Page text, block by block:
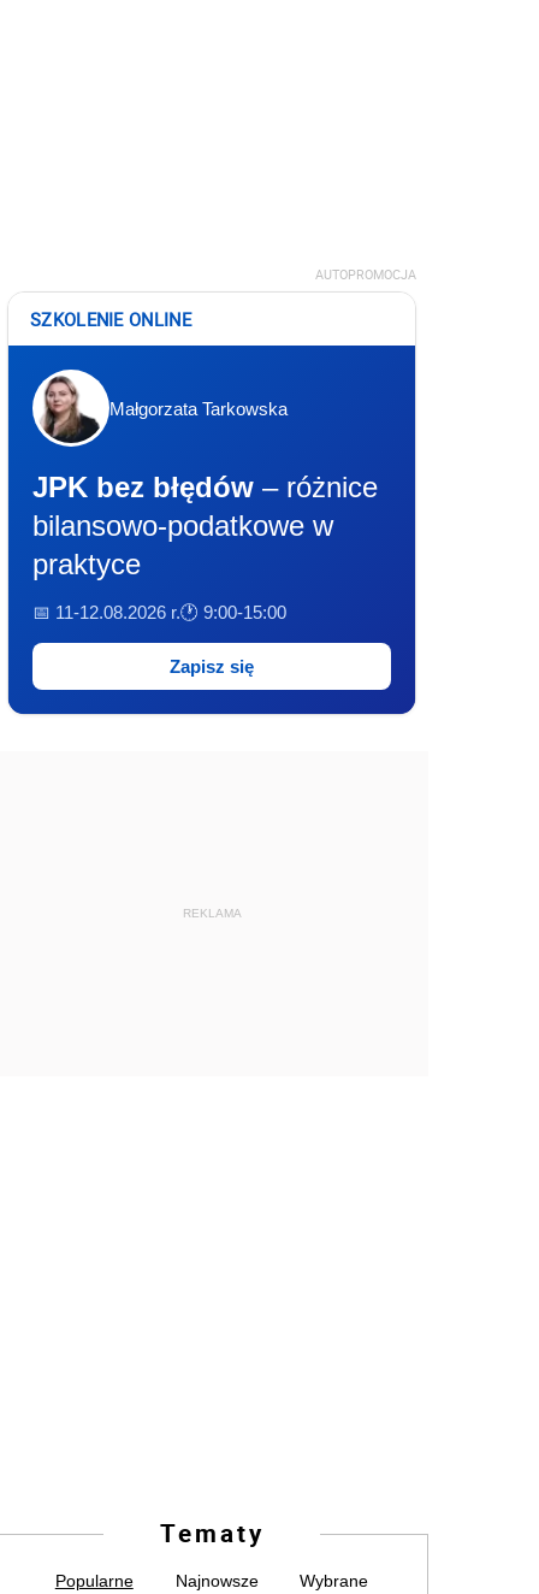
AUTOPROMOCJA
SZKOLENIE ONLINE
Małgorzata Tarkowska
JPK bez błędów – różnice
bilansowo-podatkowe w
praktyce
📅 11-12.08.2026 r.🕐 9:00-15:00
Zapisz się
REKLAMA
Tematy
Popularne Najnowsze Wybrane